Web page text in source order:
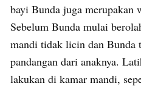
bayi Bunda juga merupakan
Sebelum Bunda mulai
mandi tidak licin dan Bunda
pandangan dari anaknya.
lakukan di kamar mandi,